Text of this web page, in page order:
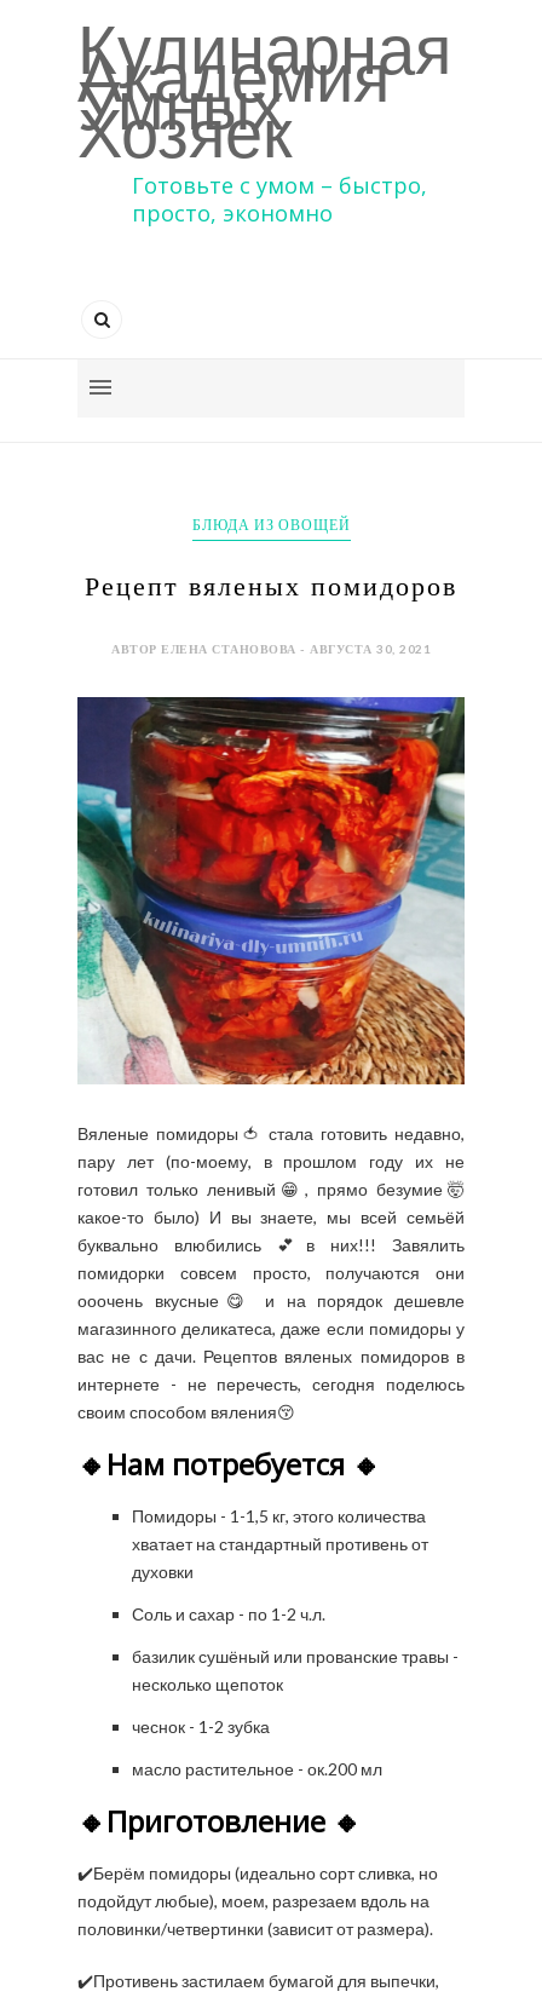
Кулинарная
Академия
Умных
Хозяек
Готовьте с умом – быстро,
просто, экономно
БЛЮДА ИЗ ОВОЩЕЙ
Рецепт вяленых помидоров
АВТОР ЕЛЕНА СТАНОВОВА - АВГУСТА 30, 2021
Вяленые помидоры🍅 стала готовить недавно,
пару лет (по-моему, в прошлом году их не
готовил только ленивый😁, прямо безумие🤯
какое-то было) И вы знаете, мы всей семьёй
буквально влюбились 💕в них!!! Завялить
помидорки совсем просто, получаются они
ооочень вкусные😋 и на порядок дешевле
магазинного деликатеса, даже если помидоры у
вас не с дачи. Рецептов вяленых помидоров в
интернете - не перечесть, сегодня поделюсь
своим способом вяления😚
🔸Нам потребуется 🔸
Помидоры - 1-1,5 кг, этого количества
хватает на стандартный противень от
духовки
Соль и сахар - по 1-2 ч.л.
базилик сушёный или прованские травы -
несколько щепоток
чеснок - 1-2 зубка
масло растительное - ок.200 мл
🔸Приготовление 🔸
✔️Берём помидоры (идеально сорт сливка, но
подойдут любые), моем, разрезаем вдоль на
половинки/четвертинки (зависит от размера).
✔️Противень застилаем бумагой для выпечки,